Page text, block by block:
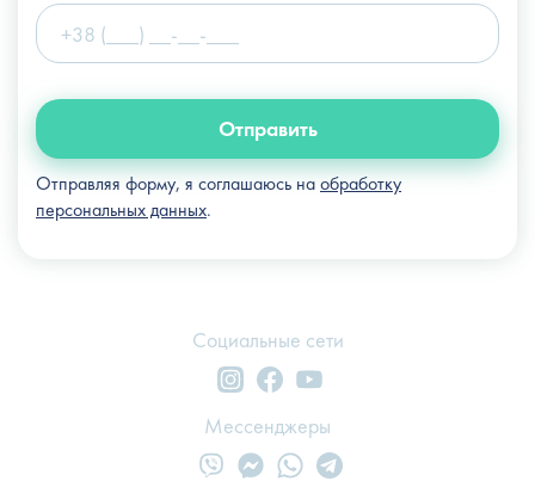
Отправить
Отправляя форму, я соглашаюсь наобработку
персональных данных.
Социальные сети
Мессенджеры